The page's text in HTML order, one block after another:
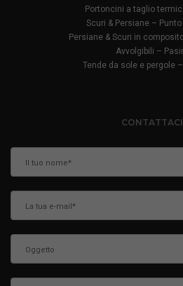
Portoncini a taglio
Scuri & Persiane –
Persiane & Scuri in
Avvolgibili –
Tende da sole e pergole
CONTATTACI